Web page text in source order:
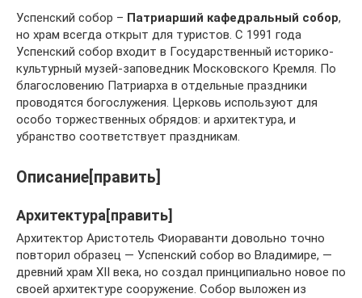
Успенский собор – Патриарший кафедральный собор,
но храм всегда открыт для туристов. С 1991 года
Успенский собор входит в Государственный историко-
культурный музей-заповедник Московского Кремля. По
благословению Патриарха в отдельные праздники
проводятся богослужения. Церковь используют для
особо торжественных обрядов: и архитектура, и
убранство соответствует праздникам.
Описание[править]
Архитектура[править]
Архитектор Аристотель Фиораванти довольно точно
повторил образец — Успенский собор во Владимире, —
древний храм XII века, но создал принципиально новое по
своей архитектуре сооружение. Собор выложен из